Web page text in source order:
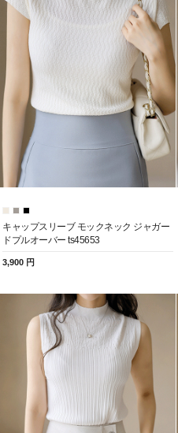
キャップスリーブ モックネック ジャガー
ドプルオーバー ts45653
3,900 円